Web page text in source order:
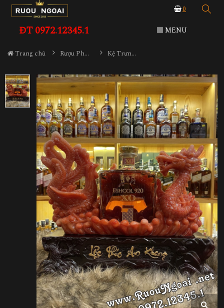
0
ĐT 0972.12345.1 MENU
Trang chủ Rượu Phong Thủy Kệ Trưng Bày Rượu - Long Phụng